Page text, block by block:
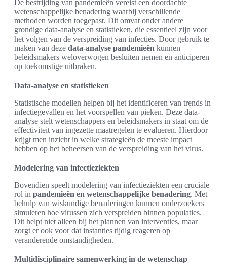
De bestrijding van pandemieën vereist een doordachte
wetenschappelijke benadering waarbij verschillende
methoden worden toegepast. Dit omvat onder andere
grondige data-analyse en statistieken, die essentieel zijn voor
het volgen van de verspreiding van infecties. Door gebruik te
maken van deze data-analyse pandemieën kunnen
beleidsmakers weloverwogen besluiten nemen en anticiperen
op toekomstige uitbraken.
Data-analyse en statistieken
Statistische modellen helpen bij het identificeren van trends in
infectiegevallen en het voorspellen van pieken. Deze data-
analyse stelt wetenschappers en beleidsmakers in staat om de
effectiviteit van ingezette maatregelen te evalueren. Hierdoor
krijgt men inzicht in welke strategieën de meeste impact
hebben op het beheersen van de verspreiding van het virus.
Modelering van infectieziekten
Bovendien speelt modelering van infectieziekten een cruciale
rol in pandemieën en wetenschappelijke benadering. Met
behulp van wiskundige benaderingen kunnen onderzoekers
simuleren hoe virussen zich verspreiden binnen populaties.
Dit helpt niet alleen bij het plannen van interventies, maar
zorgt er ook voor dat instanties tijdig reageren op
veranderende omstandigheden.
Multidisciplinaire samenwerking in de wetenschap